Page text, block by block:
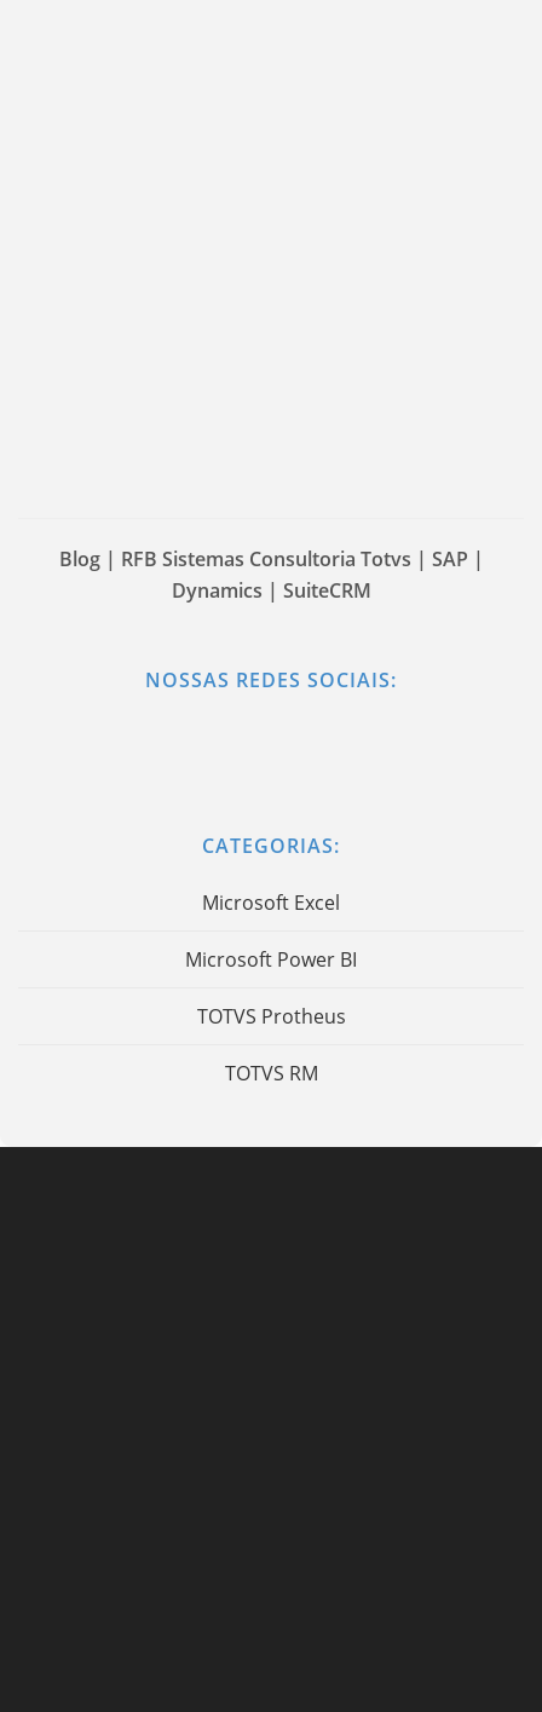
Blog | RFB Sistemas Consultoria Totvs | SAP |
Dynamics | SuiteCRM
NOSSAS REDES SOCIAIS:
CATEGORIAS:
Microsoft Excel
Microsoft Power BI
TOTVS Protheus
TOTVS RM